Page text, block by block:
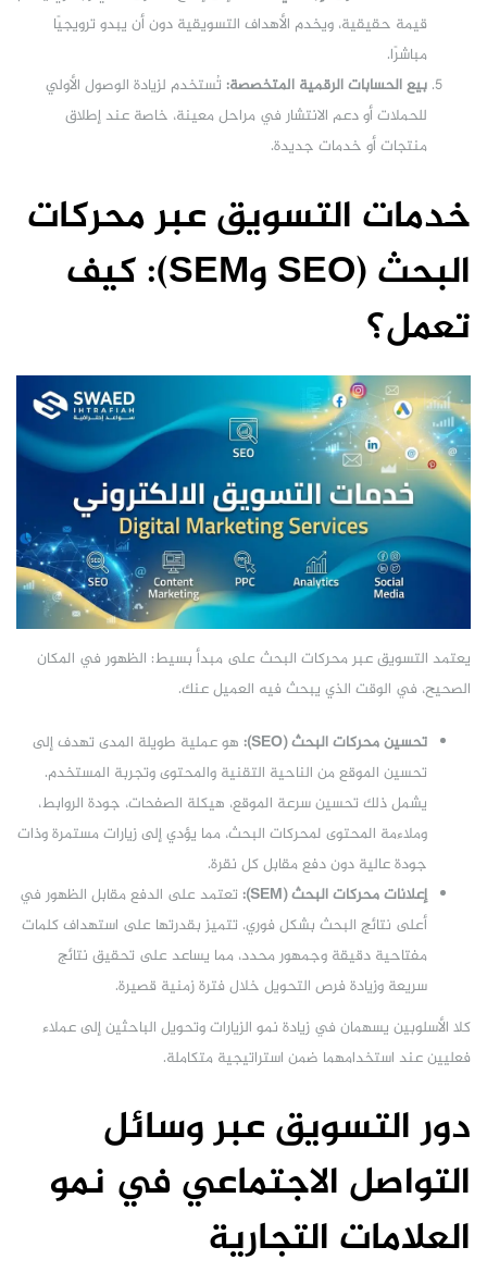
قيمة حقيقية، ويخدم الأهداف التسويقية دون أن يبدو ترويجيًا
مباشرًا.
بيع الحسابات الرقمية المتخصصة: تُستخدم لزيادة الوصول الأولي
للحملات أو دعم الانتشار في مراحل معينة، خاصة عند إطلاق
منتجات أو خدمات جديدة.
خدمات التسويق عبر محركات
البحث (SEO وSEM): كيف
تعمل؟
يعتمد التسويق عبر محركات البحث على مبدأ بسيط: الظهور في المكان
الصحيح، في الوقت الذي يبحث فيه العميل عنك.
تحسين محركات البحث (SEO):
هو عملية طويلة المدى تهدف إلى
تحسين الموقع من الناحية التقنية والمحتوى وتجربة المستخدم.
يشمل ذلك تحسين سرعة الموقع، هيكلة الصفحات، جودة الروابط،
وملاءمة المحتوى لمحركات البحث، مما يؤدي إلى زيارات مستمرة وذات
جودة عالية دون دفع مقابل كل نقرة.
إعلانات محركات البحث (SEM):
تعتمد على الدفع مقابل الظهور في
أعلى نتائج البحث بشكل فوري. تتميز بقدرتها على استهداف كلمات
مفتاحية دقيقة وجمهور محدد، مما يساعد على تحقيق نتائج
سريعة وزيادة فرص التحويل خلال فترة زمنية قصيرة.
كلا الأسلوبين يسهمان في زيادة نمو الزيارات وتحويل الباحثين إلى عملاء
فعليين عند استخدامهما ضمن استراتيجية متكاملة.
دور التسويق عبر وسائل
التواصل الاجتماعي في نمو
العلامات التجارية